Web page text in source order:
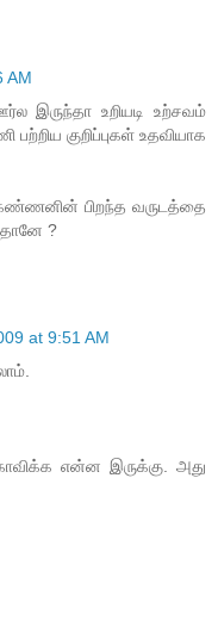
AM
இருந்தா உறியடி உற்சவம்
குறிப்புகள் உதவியாக
கண்ணனின் பிறந்த வருடத்தை
தானே ?
at 9:51 AM
என்ன இருக்கு. அது